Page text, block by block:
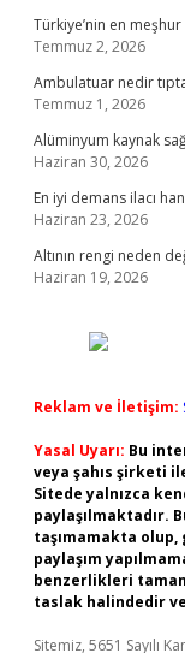
Türkiye’nin en meşhur
Temmuz 2, 2026
Ambulatuar nedir
Temmuz 1, 2026
Alüminyum kaynak
Haziran 30, 2026
En iyi demans ilacı
Haziran 23, 2026
Altının rengi neden
Haziran 19, 2026
Reklam ve İletişim:
Yasal Uyarı: Bu
veya şahıs şirketi
Sitede yalnızca
paylaşılmaktadır.
taşımamakta
paylaşım
benzerlikleri
taslak halindedir
Sitemiz, 5651 Sayılı